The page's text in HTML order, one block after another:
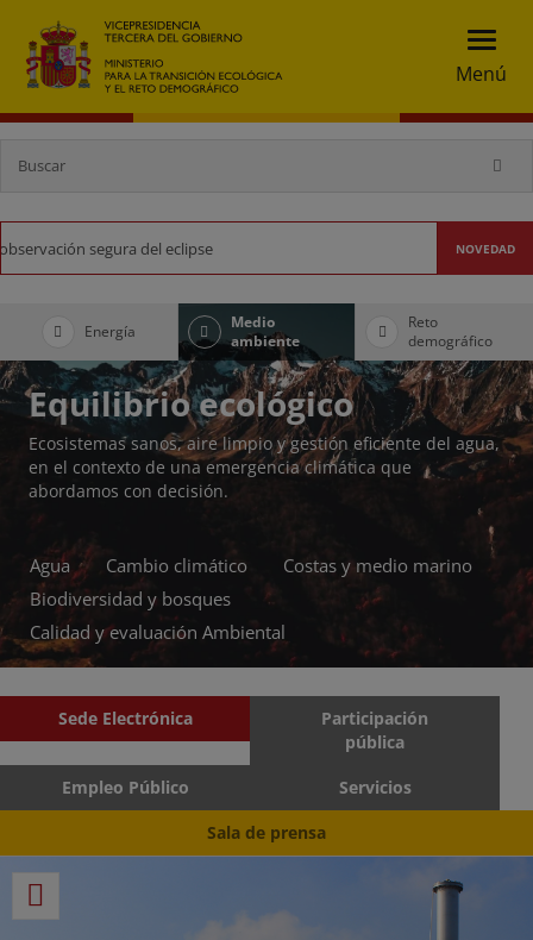
Menú
Ministerio para la Transición Ecológica y el
NOVEDAD
Puedes
Energía
Medio
ambiente
Reto
demográfico
Equilibrio ecológico
Ecosistemas sanos, aire limpio y gestión eficiente del agua,
en el contexto de una emergencia climática que
abordamos con decisión.
Agua Cambio climático
Costas y medio marino
Biodiversidad y bosques
Calidad y evaluación Ambiental
Sede Electrónica
Participación
pública
Empleo Público
Servicios
Sala de prensa
RSS